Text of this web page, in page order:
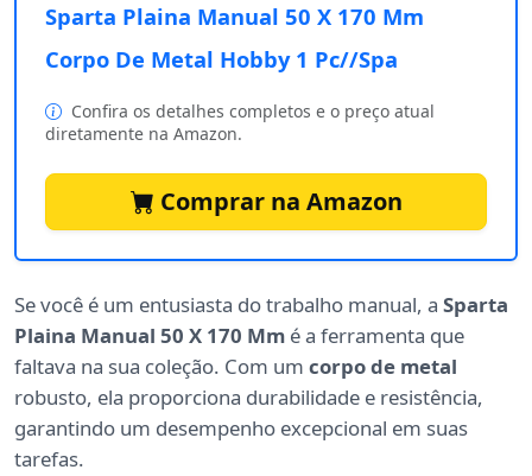
Sparta Plaina Manual 50 X 170 Mm
Corpo De Metal Hobby 1 Pc//Spa
Confira os detalhes completos e o preço atual
diretamente na Amazon.
Comprar na Amazon
Se você é um entusiasta do trabalho manual, a Sparta
Plaina Manual 50 X 170 Mm é a ferramenta que
faltava na sua coleção. Com um corpo de metal
robusto, ela proporciona durabilidade e resistência,
garantindo um desempenho excepcional em suas
tarefas.